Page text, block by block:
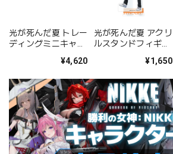
光が死んだ夏 トレー
ディングミニキャラ
¥4,620
光が死んだ夏 アクリ
ルスタンドフィギュ
アイス買い食い ver.
¥1,650